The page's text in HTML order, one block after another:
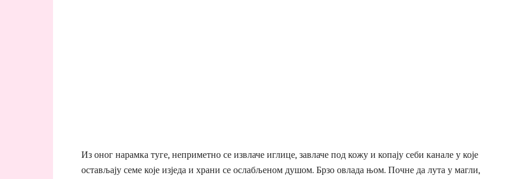
Из оног нарамка туге, неприметно се извлаче иглице, завлаче под кожу и копају себи канале у које
остављају семе које изједа и храни се ослабљеном душом. Брзо овлада њом. Почне да лута у магли,